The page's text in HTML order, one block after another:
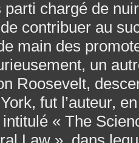
parti chargé de
contribuer au
main des
un
Roosevelt,
fut l’auteur,
« The